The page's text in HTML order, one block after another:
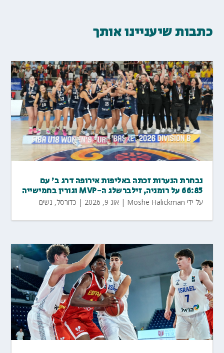
כתבות שיעניינו אותך
נבחרת הנערות זכתה באליפות אירופה דרג ב' עם
66:85 על רומניה, זילברשלג ה-MVP וגורין בחמישייה
על ידי Moshe Halickman
| אוג 9, 2026 | כדורסל, נשים